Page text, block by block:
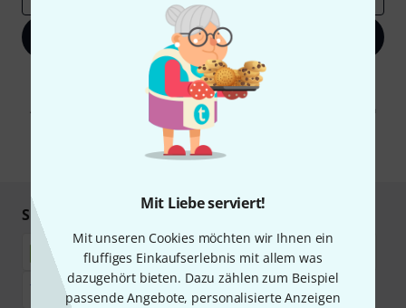
Mit Liebe serviert!
Mit unseren Cookies möchten wir Ihnen ein
fluffiges Einkaufserlebnis mit allem was
dazugehört bieten. Dazu zählen zum Beispiel
passende Angebote, personalisierte Anzeigen
Jetzt anmelden
Mit Klick auf „Jetzt anmelden“ stimmen Sie dem Erhalt von E-Mail-
Werbung und einer Messung des E-Mail-Nutzungsverhaltens zu. Die
Abmeldung ist jederzeit möglich. Weitere Informationen finden Sie in
unseren
Datenschutzhinweisen
* Pflichtfeld
Sicher einkaufen & bezahlen